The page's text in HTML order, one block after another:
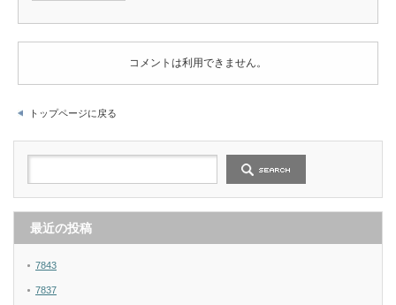
コメントは利用できません。
トップページに戻る
最近の投稿
7843
7837